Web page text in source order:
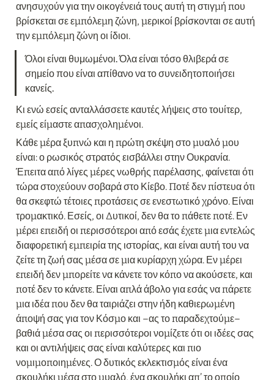
ανησυχούν για την οικογένειά τους αυτή τη στιγμή που
βρίσκεται σε εμπόλεμη ζώνη, μερικοί βρίσκονται σε αυτή
την εμπόλεμη ζώνη οι ίδιοι.
Όλοι είναι θυμωμένοι. Όλα είναι τόσο θλιβερά σε
σημείο που είναι απίθανο να το συνειδητοποιήσει
κανείς.
Κι ενώ εσείς ανταλλάσσετε καυτές λήψεις στο τουίτερ,
εμείς είμαστε απασχολημένοι.
Κάθε μέρα ξυπνώ και η πρώτη σκέψη στο μυαλό μου
είναι: ο ρωσικός στρατός εισβάλλει στην Ουκρανία.
Έπειτα από λίγες μέρες νωθρής παρέλασης, φαίνεται ότι
τώρα στοχεύουν σοβαρά στο Κίεβο. Ποτέ δεν πίστευα ότι
θα σκεφτώ τέτοιες προτάσεις σε ενεστωτικό χρόνο. Είναι
τρομακτικό. Εσείς, οι Δυτικοί, δεν θα το πάθετε ποτέ. Εν
μέρει επειδή οι περισσότεροι από εσάς έχετε μια εντελώς
διαφορετική εμπειρία της ιστορίας, και είναι αυτή του να
ζείτε τη ζωή σας μέσα σε μια κυρίαρχη χώρα. Εν μέρει
επειδή δεν μπορείτε να κάνετε τον κόπο να ακούσετε, και
ποτέ δεν το κάνετε. Είναι απλά άβολο για εσάς να πάρετε
μια ιδέα που δεν θα ταιριάζει στην ήδη καθιερωμένη
άποψή σας για τον Κόσμο και –ας το παραδεχτούμε–
βαθιά μέσα σας οι περισσότεροι νομίζετε ότι οι ιδέες σας
και οι αντιλήψεις σας είναι καλύτερες και πιο
νομιμοποιημένες. Ο δυτικός εκλεκτισμός είναι ένα
σκουλήκι μέσα στο μυαλό, ένα σκουλήκι απ’ το οποίο